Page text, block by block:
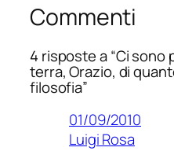
Commenti
4 risposte a “Ci sono
terra, Orazio, di
filosofia”
01/09/2010
Luigi Rosa